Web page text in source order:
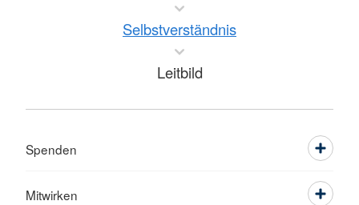
Selbstverständnis
Leitbild
Spenden
Mitwirken